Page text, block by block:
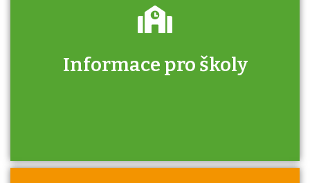
Informace pro školy
Zjistěte, jak se přihlásit ke zkoušce a kde